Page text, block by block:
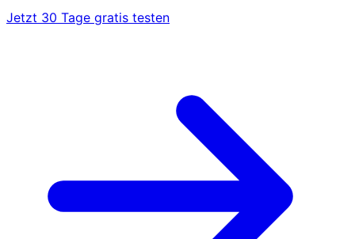
Jetzt 30 Tage gratis testen